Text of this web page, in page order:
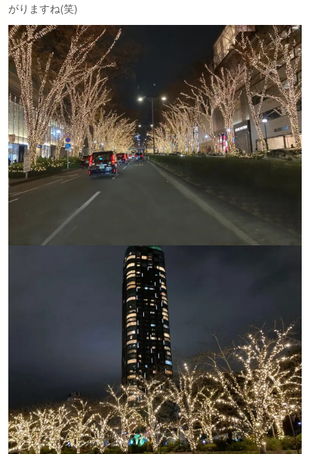
がりますね(笑)